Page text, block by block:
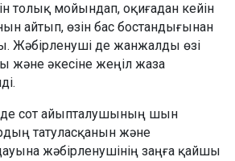
толық мойындап, оқиғадан кейін
айтып, өзін бас бостандығынан
Жәбірленуші де жанжалды өзі
және әкесіне жеңіл жаза
сот айыпталушының шын
татуласқанын және
жәбірленушінің заңға қайшы